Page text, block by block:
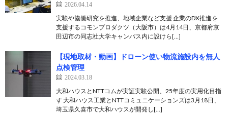
2026.04.14
実験や協働研究を推進、地域企業など支援 企業のDX推進を
支援するコモンプロダクツ（大阪市）は4月14日、京都府京
田辺市の同志社大学キャンパス内に設けら[…]
【現地取材・動画】ドローン使い物流施設内を無人
点検管理
2024.03.18
大和ハウスとNTTコムが実証実験公開、25年度の実用化目指
す 大和ハウス工業とNTTコミュニケーションズは3月18日、
埼玉県久喜市で大和ハウスが開発し[…]